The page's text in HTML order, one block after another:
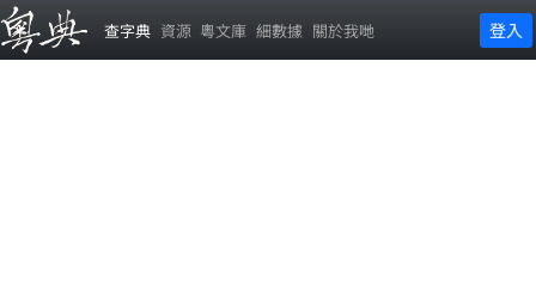
查字典 資源 粵文庫 細數據 關於我哋 登入